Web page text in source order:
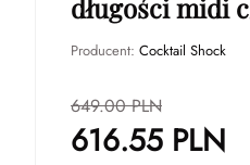
długości midi
Producent: Cocktail Shock
649.00PLN
616.55 PLN